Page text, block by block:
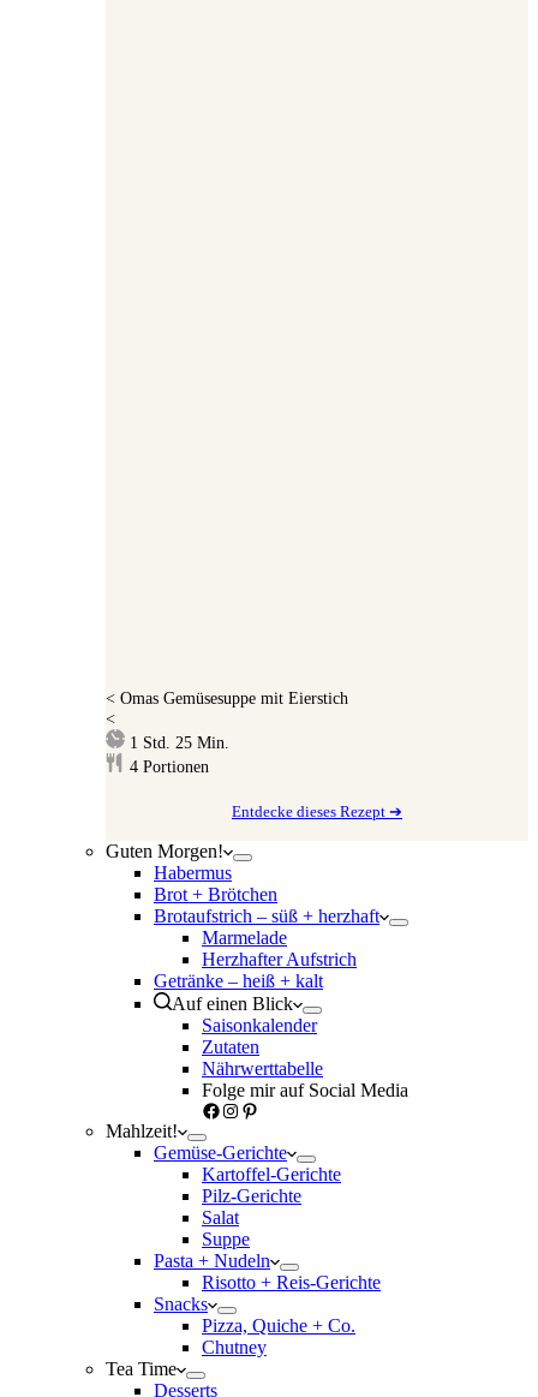
< Omas Gemüsesuppe mit Eierstich
<
1 Stunde
Std. 25 Minuten
Min.
4 Portionen
Entdecke dieses Rezept ➔
Guten Morgen!
Habermus
Brot + Brötchen
Brotaufstrich – süß + herzhaft
Marmelade
Herzhafter Aufstrich
Getränke – heiß + kalt
Auf einen Blick
Saisonkalender
Zutaten
Nährwerttabelle
Folge mir auf Social Media
Facebook
Instagram
Pinterest
Mahlzeit!
Gemüse-Gerichte
Kartoffel-Gerichte
Pilz-Gerichte
Salat
Suppe
Pasta + Nudeln
Risotto + Reis-Gerichte
Snacks
Pizza, Quiche + Co.
Chutney
Tea Time
Desserts